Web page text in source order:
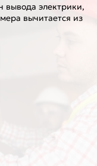
вывода электрики,
вычитается из